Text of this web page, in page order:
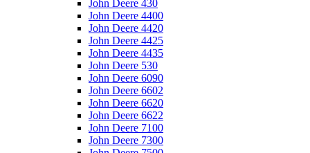
John Deere 430
John Deere 4400
John Deere 4420
John Deere 4425
John Deere 4435
John Deere 530
John Deere 6090
John Deere 6602
John Deere 6620
John Deere 6622
John Deere 7100
John Deere 7300